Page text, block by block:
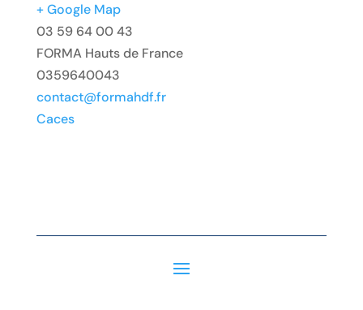
+ Google Map
03 59 64 00 43
FORMA Hauts de France
0359640043
contact@formahdf.fr
Caces